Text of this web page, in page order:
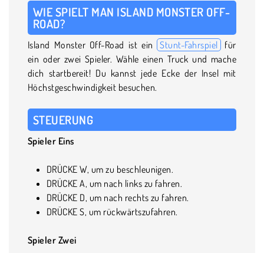
WIE SPIELT MAN ISLAND MONSTER OFF-
ROAD?
Island Monster Off-Road ist ein Stunt-Fahrspiel für
ein oder zwei Spieler. Wähle einen Truck und mache
dich startbereit! Du kannst jede Ecke der Insel mit
Höchstgeschwindigkeit besuchen.
STEUERUNG
Spieler Eins
DRÜCKE W, um zu beschleunigen.
DRÜCKE A, um nach links zu fahren.
DRÜCKE D, um nach rechts zu fahren.
DRÜCKE S, um rückwärtszufahren.
Spieler Zwei